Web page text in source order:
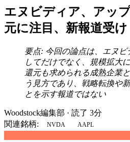
エヌビディア、アッ
元に注目、新報道受け
要点: 今回の論点は、エヌビ
してだけでなく、規模拡大
還元も求められる成熟企業
う見方であり、戦略転換や
とを示す報道ではない
Woodstock編集部 · 読了 3分
関連銘柄:
NVDA AAPL